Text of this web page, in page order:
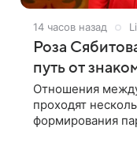
14 часов назад
Роза
путь от
Отношения
проходят
формирования